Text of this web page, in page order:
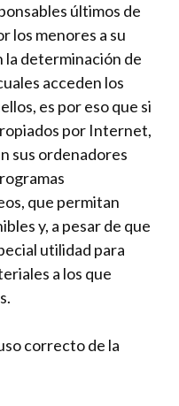
últimos de
los menores a su
la determinación de
acceden los
es por eso que si
por Internet,
sus ordenadores
que permitan
y, a pesar de que
utilidad para
a los que
correcto de la